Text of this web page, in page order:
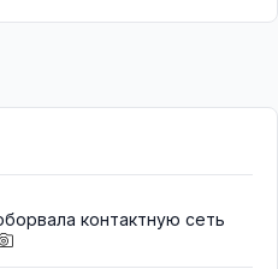
контактную сеть